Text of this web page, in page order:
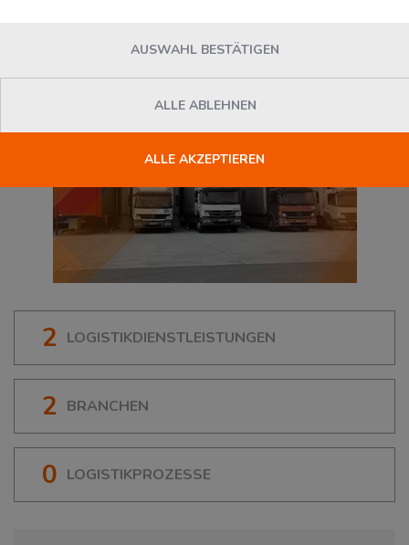
2 LOGISTIKDIENSTLEISTUNGEN
2 BRANCHEN
0 LOGISTIKPROZESSE
AUSWAHL BESTÄTIGEN
ALLE ABLEHNEN
ALLE AKZEPTIEREN